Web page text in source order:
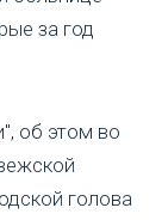
за год
об этом во
голова